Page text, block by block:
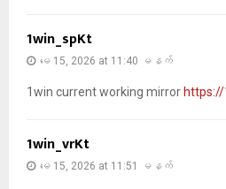
1win_spKt
မေ 15, 2026 at 11:40 မနက်
1win current working mirror
1win_vrKt
မေ 15, 2026 at 11:51 မနက်